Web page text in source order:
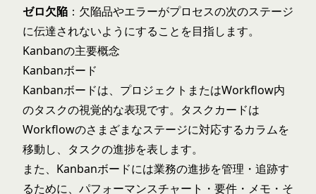
ゼロ欠陥 ：欠陥品やエラーがプロセスの次のステージ
に伝達されないようにすることを目指します。
Kanbanの主要概念
Kanbanボード
Kanbanボードは、プロジェクトまたはWorkflow内
のタスクの視覚的な表現です。タスクカードは
Workflowのさまざまなステージに対応するカラムを
移動し、タスクの進捗を表します。
また、Kanbanボードには業務の進捗を管理・追跡す
るために、パフォーマンスチャート・要件・メモ・そ